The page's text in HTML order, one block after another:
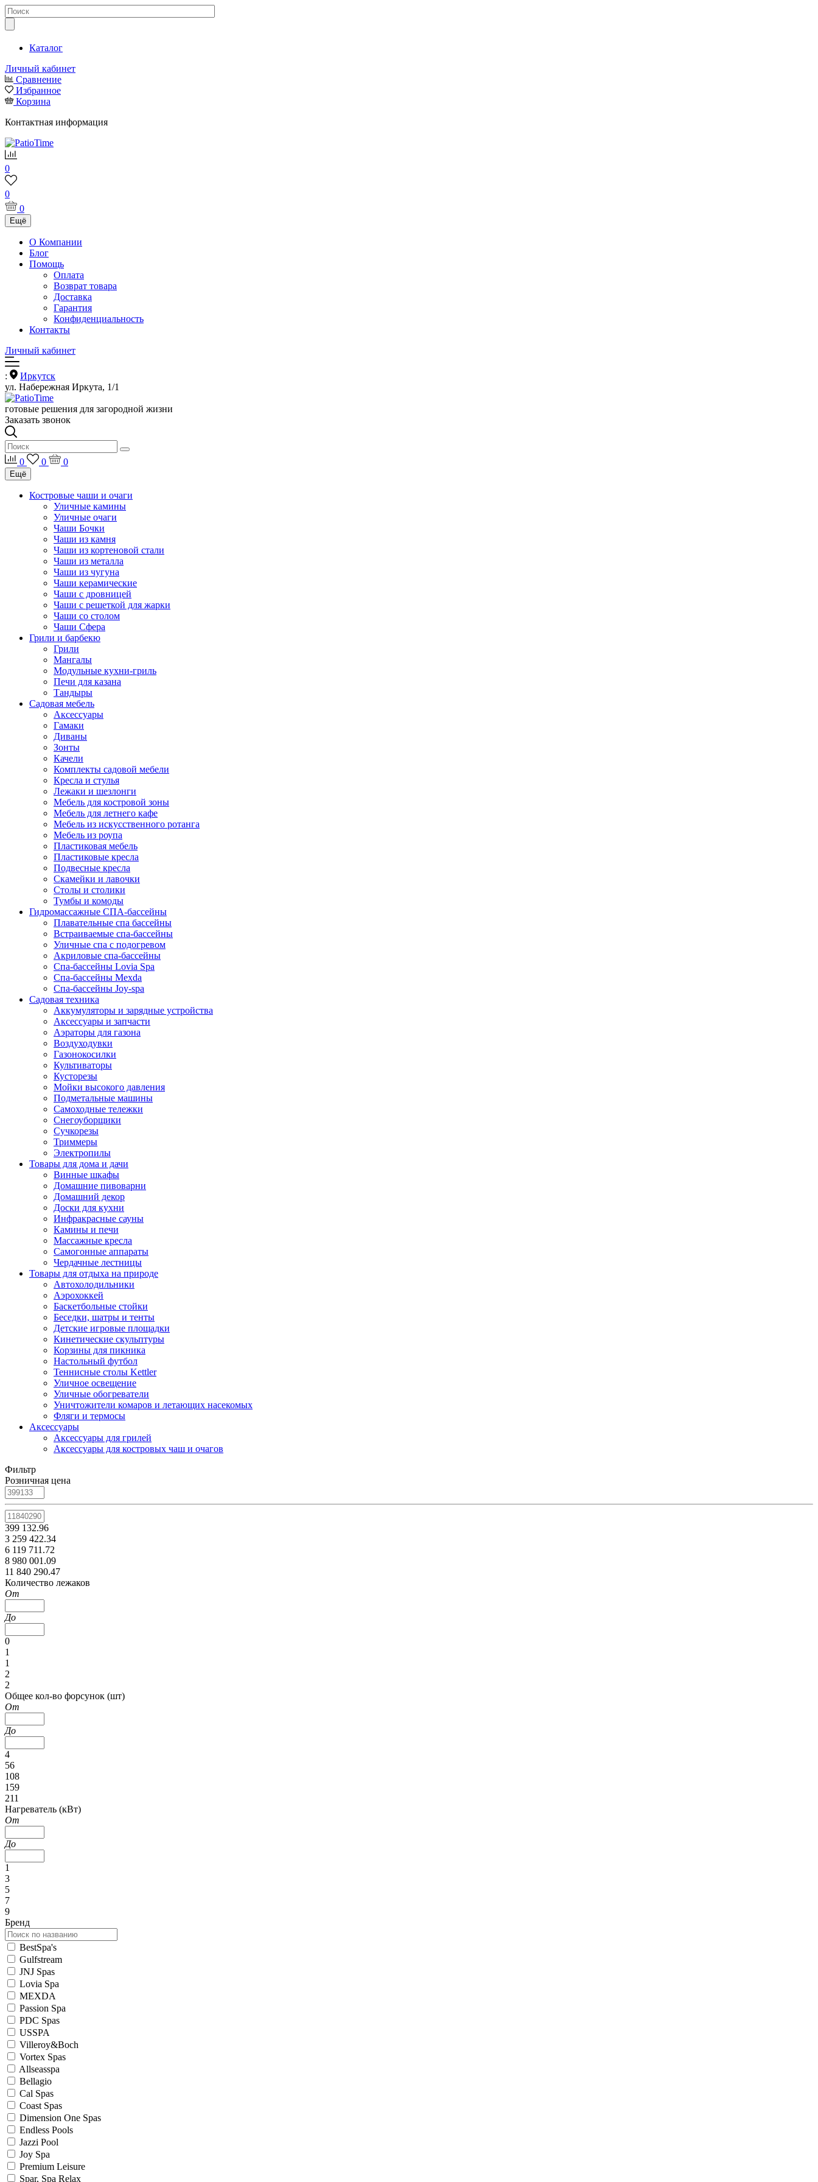
Каталог
Личный кабинет
Сравнение
Избранное
Корзина
Контактная информация
0
0
0
Ещё
О Компании
Блог
Помощь
Оплата
Возврат товара
Доставка
Гарантия
Конфиденциальность
Контакты
Личный кабинет
:
Иркутск
ул. Набережная Иркута, 1/1
готовые решения для загородной жизни
Заказать звонок
0 0 0
Ещё
Костровые чаши и очаги
Уличные камины
Уличные очаги
Чаши Бочки
Чаши из камня
Чаши из кортеновой стали
Чаши из металла
Чаши из чугуна
Чаши керамические
Чаши с дровницей
Чаши с решеткой для жарки
Чаши со столом
Чаши Сфера
Грили и барбекю
Грили
Мангалы
Модульные кухни-гриль
Печи для казана
Тандыры
Садовая мебель
Аксессуары
Гамаки
Диваны
Зонты
Качели
Комплекты садовой мебели
Кресла и стулья
Лежаки и шезлонги
Мебель для костровой зоны
Мебель для летнего кафе
Мебель из искусственного ротанга
Мебель из роупа
Пластиковая мебель
Пластиковые кресла
Подвесные кресла
Скамейки и лавочки
Столы и столики
Тумбы и комоды
Гидромассажные СПА-бассейны
Плавательные спа бассейны
Встраиваемые спа-бассейны
Уличные спа с подогревом
Акриловые спа-бассейны
Спа-бассейны Lovia Spa
Спа-бассейны Mexda
Спа-бассейны Joy-spa
Садовая техника
Аккумуляторы и зарядные устройства
Аксессуары и запчасти
Аэраторы для газона
Воздуходувки
Газонокосилки
Культиваторы
Кусторезы
Мойки высокого давления
Подметальные машины
Самоходные тележки
Снегоуборщики
Сучкорезы
Триммеры
Электропилы
Товары для дома и дачи
Винные шкафы
Домашние пивоварни
Домашний декор
Доски для кухни
Инфракрасные сауны
Камины и печи
Массажные кресла
Самогонные аппараты
Чердачные лестницы
Товары для отдыха на природе
Автохолодильники
Аэрохоккей
Баскетбольные стойки
Беседки, шатры и тенты
Детские игровые площадки
Кинетические скульптуры
Корзины для пикника
Настольный футбол
Теннисные столы Kettler
Уличное освещение
Уличные обогреватели
Уничтожители комаров и летающих насекомых
Фляги и термосы
Аксессуары
Аксессуары для грилей
Аксессуары для костровых чаш и очагов
Фильтр
Розничная цена
399 132.96
3 259 422.34
6 119 711.72
8 980 001.09
11 840 290.47
Количество лежаков
От
До
0
1
1
2
2
Общее кол-во форсунок (шт)
От
До
4
56
108
159
211
Нагреватель (кВт)
От
До
1
3
5
7
9
Бренд
BestSpa's
Gulfstream
JNJ Spas
Lovia Spa
MEXDA
Passion Spa
PDC Spas
USSPA
Villeroy&Boch
Vortex Spas
Allseasspa
Bellagio
Cal Spas
Coast Spas
Dimension One Spas
Endless Pools
Jazzi Pool
Joy Spa
Premium Leisure
Spar, Spa Relax